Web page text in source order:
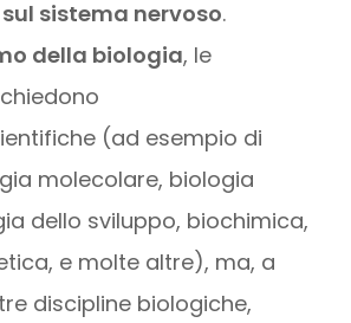
sistema nervoso.
della biologia, le
(ad esempio di
molecolare, biologia
dello sviluppo, biochimica,
e molte altre), ma, a
discipline biologiche,